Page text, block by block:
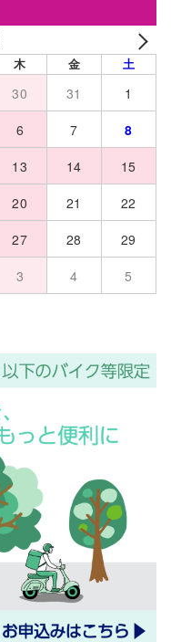
木 金 土
30 31
1
6 7
8
13 14
15
20 21
22
27 28
29
3 4 5